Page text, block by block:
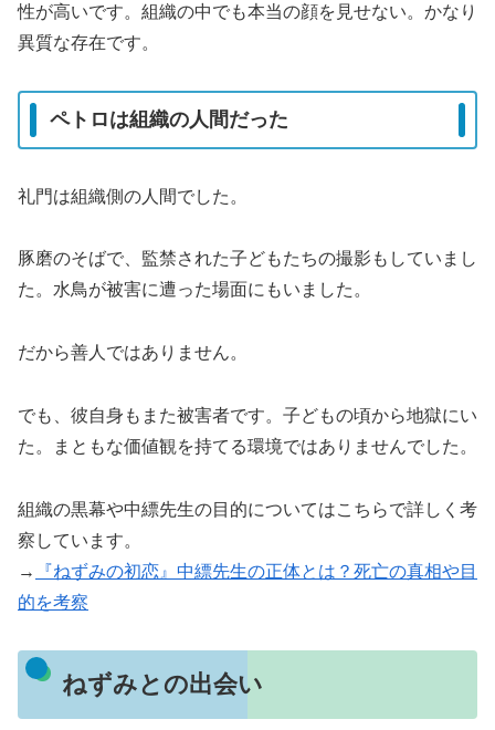
性が高いです。組織の中でも本当の顔を見せない。かなり
異質な存在です。
ペトロは組織の人間だった
礼門は組織側の人間でした。
豚磨のそばで、監禁された子どもたちの撮影もしていまし
た。水鳥が被害に遭った場面にもいました。
だから善人ではありません。
でも、彼自身もまた被害者です。子どもの頃から地獄にい
た。まともな価値観を持てる環境ではありませんでした。
組織の黒幕や中縹先生の目的についてはこちらで詳しく考
察しています。
→
『ねずみの初恋』中縹先生の正体とは？死亡の真相や目
的を考察
ねずみとの出会い